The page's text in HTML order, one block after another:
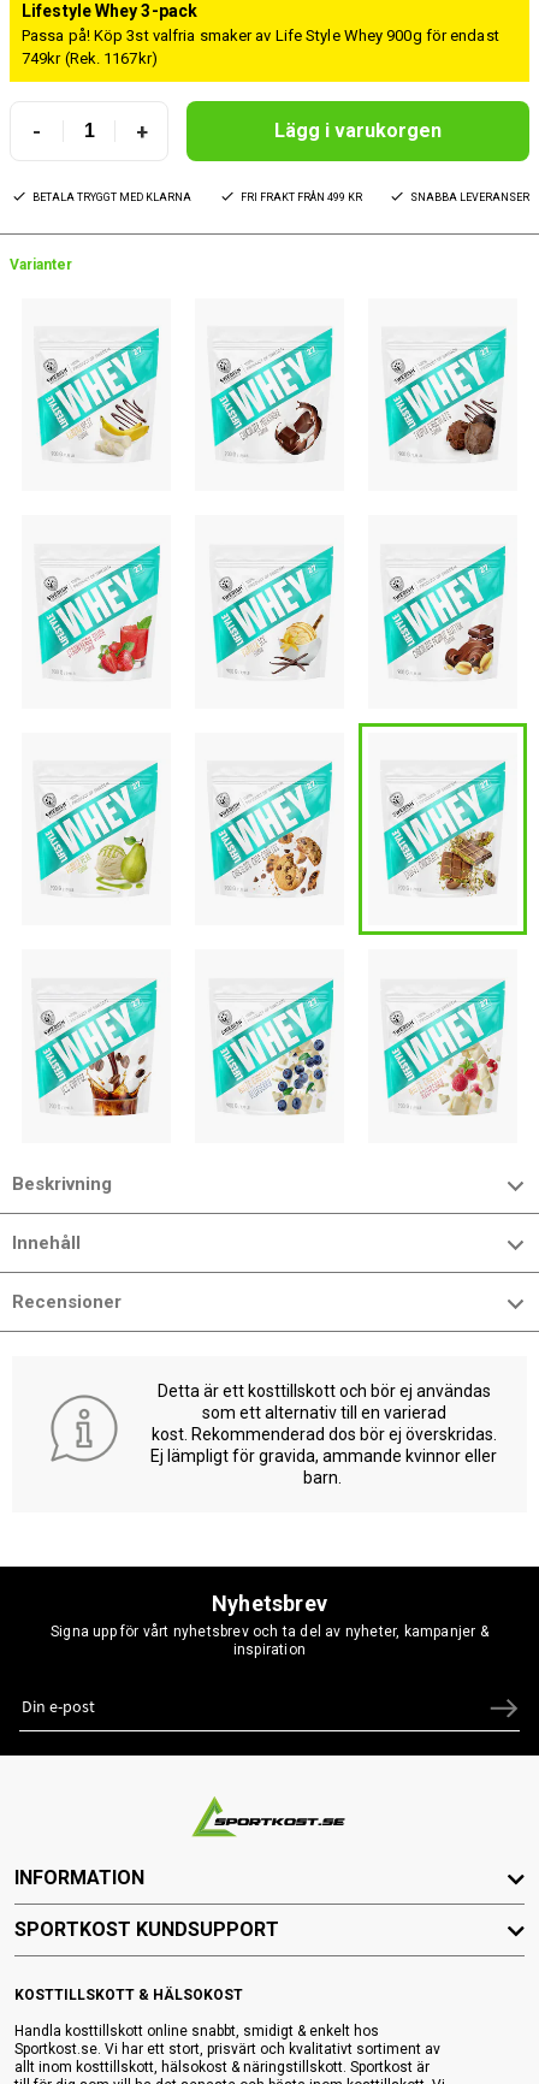
Lifestyle Whey 3-pack
Passa på! Köp 3st valfria smaker av Life Style Whey 900g för endast
749kr (Rek. 1167kr)
- + Lägg i varukorgen
BETALA TRYGGT MED KLARNA FRI FRAKT FRÅN 499 KR SNABBA LEVERANSER
Varianter
Beskrivning
Innehåll
Recensioner
Detta är ett kosttillskott och bör ej användas
som ett alternativ till en varierad
kost. Rekommenderad dos bör ej överskridas.
Ej lämpligt för gravida, ammande kvinnor eller
barn.
Nyhetsbrev
Signa upp för vårt nyhetsbrev och ta del av nyheter, kampanjer &
inspiration
KOSTTILLSKOTT & HÄLSOKOST
Handla kosttillskott online snabbt, smidigt & enkelt hos
Sportkost.se. Vi har ett stort, prisvärt och kvalitativt sortiment av
allt inom kosttillskott, hälsokost & näringstillskott. Sportkost är
INFORMATION
SPORTKOST KUNDSUPPORT